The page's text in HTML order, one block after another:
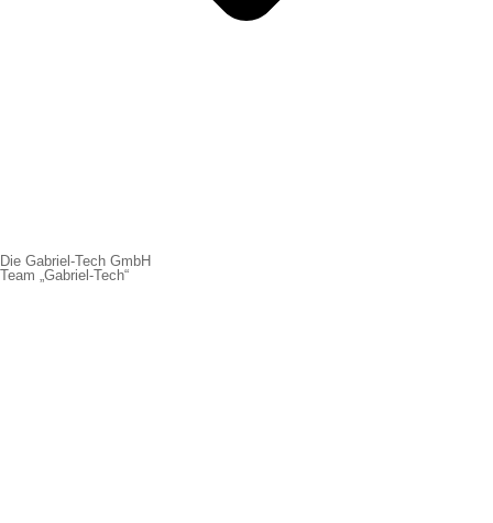
Die Gabriel-Tech GmbH
Team „Gabriel-Tech“